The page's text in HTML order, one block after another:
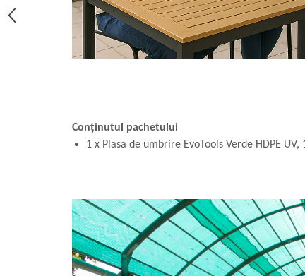
Conținutul pachetului
1 x Plasa de umbrire EvoTools Verde HDPE UV,